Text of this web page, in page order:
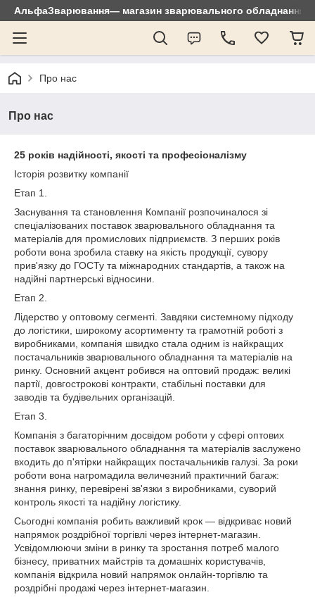
АльфаЗварювання— магазин зварювального обладнання:
Про нас
Про нас
25 років надійності, якості та професіоналізму
Історія розвитку компанії
Етап 1.
Заснування та становлення Компанії розпочиналося зі
спеціалізованих поставок зварювального обладнання та
матеріалів для промислових підприємств. З перших років
роботи вона зробила ставку на якість продукції, сувору
прив'язку до ГОСТу та міжнародних стандартів, а також на
надійні партнерські відносини.
Етап 2.
Лідерство у оптовому сегменті. Завдяки системному підходу
до логістики, широкому асортименту та грамотній роботі з
виробниками, компанія швидко стала одним із найкращих
постачальників зварювального обладнання та матеріалів на
ринку. Основний акцент робився на оптовий продаж: великі
партії, довгострокові контракти, стабільні поставки для
заводів та будівельних організацій.
Етап 3.
Компанія з багаторічним досвідом роботи у сфері оптових
поставок зварювального обладнання та матеріалів заслужено
входить до п'ятірки найкращих постачальників галузі. За роки
роботи вона нагромадила величезний практичний багаж:
знання ринку, перевірені зв'язки з виробниками, суворий
контроль якості та надійну логістику.
Сьогодні компанія робить важливий крок — відкриває новий
напрямок роздрібної торгівлі через інтернет-магазин.
Усвідомлюючи зміни в ринку та зростання потреб малого
бізнесу, приватних майстрів та домашніх користувачів,
компанія відкрила новий напрямок онлайн-торгівлю та
роздрібні продажі через інтернет-магазин.